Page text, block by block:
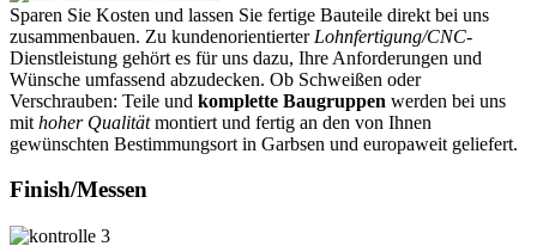
Sparen Sie Kosten und lassen Sie fertige Bauteile direkt bei uns
zusammenbauen. Zu kundenorientierter Lohnfertigung/CNC-
Dienstleistung gehört es für uns dazu, Ihre Anforderungen und
Wünsche umfassend abzudecken. Ob Schweißen oder
Verschrauben: Teile und komplette Baugruppen werden bei uns
mit hoher Qualitätmontiert und fertig an den von Ihnen
gewünschten Bestimmungsort in Garbsen und europaweit geliefert.
Finish/Messen